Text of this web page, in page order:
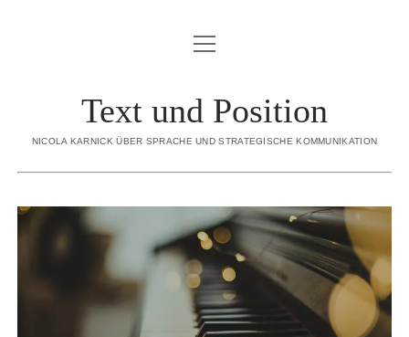
BLOG
Menü
öffnen
INTERNE REDAKTION
EDITORIAL CONTENT
EXECUTIVE GHOSTWRITING
REDENSCHREIBEN
REFERENZEN
KONTAKT
DATENSCHUTZERKLÄRUNG
IMPRESSUM
Menü
öffnen
Text und Position
NICOLA KARNICK ÜBER SPRACHE UND STRATEGISCHE KOMMUNIKATION